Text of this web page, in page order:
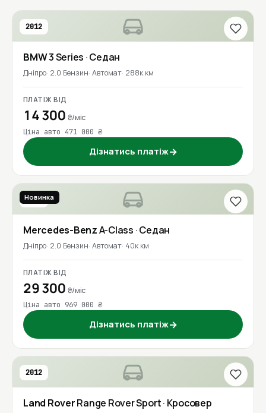
2012
BMW3 Series · Седан
Дніпро 2.0 Бензин Автомат 288к км
ПЛАТІЖ ВІД
14 300 ₴/міс
Ціна авто 471 000 ₴
Дізнатись платіж→
2020
Новинка
Mercedes-BenzA-Class · Седан
Дніпро 2.0 Бензин Автомат 40к км
ПЛАТІЖ ВІД
29 300 ₴/міс
Ціна авто 969 000 ₴
Дізнатись платіж→
2012
Land RoverRange Rover Sport· Кросовер